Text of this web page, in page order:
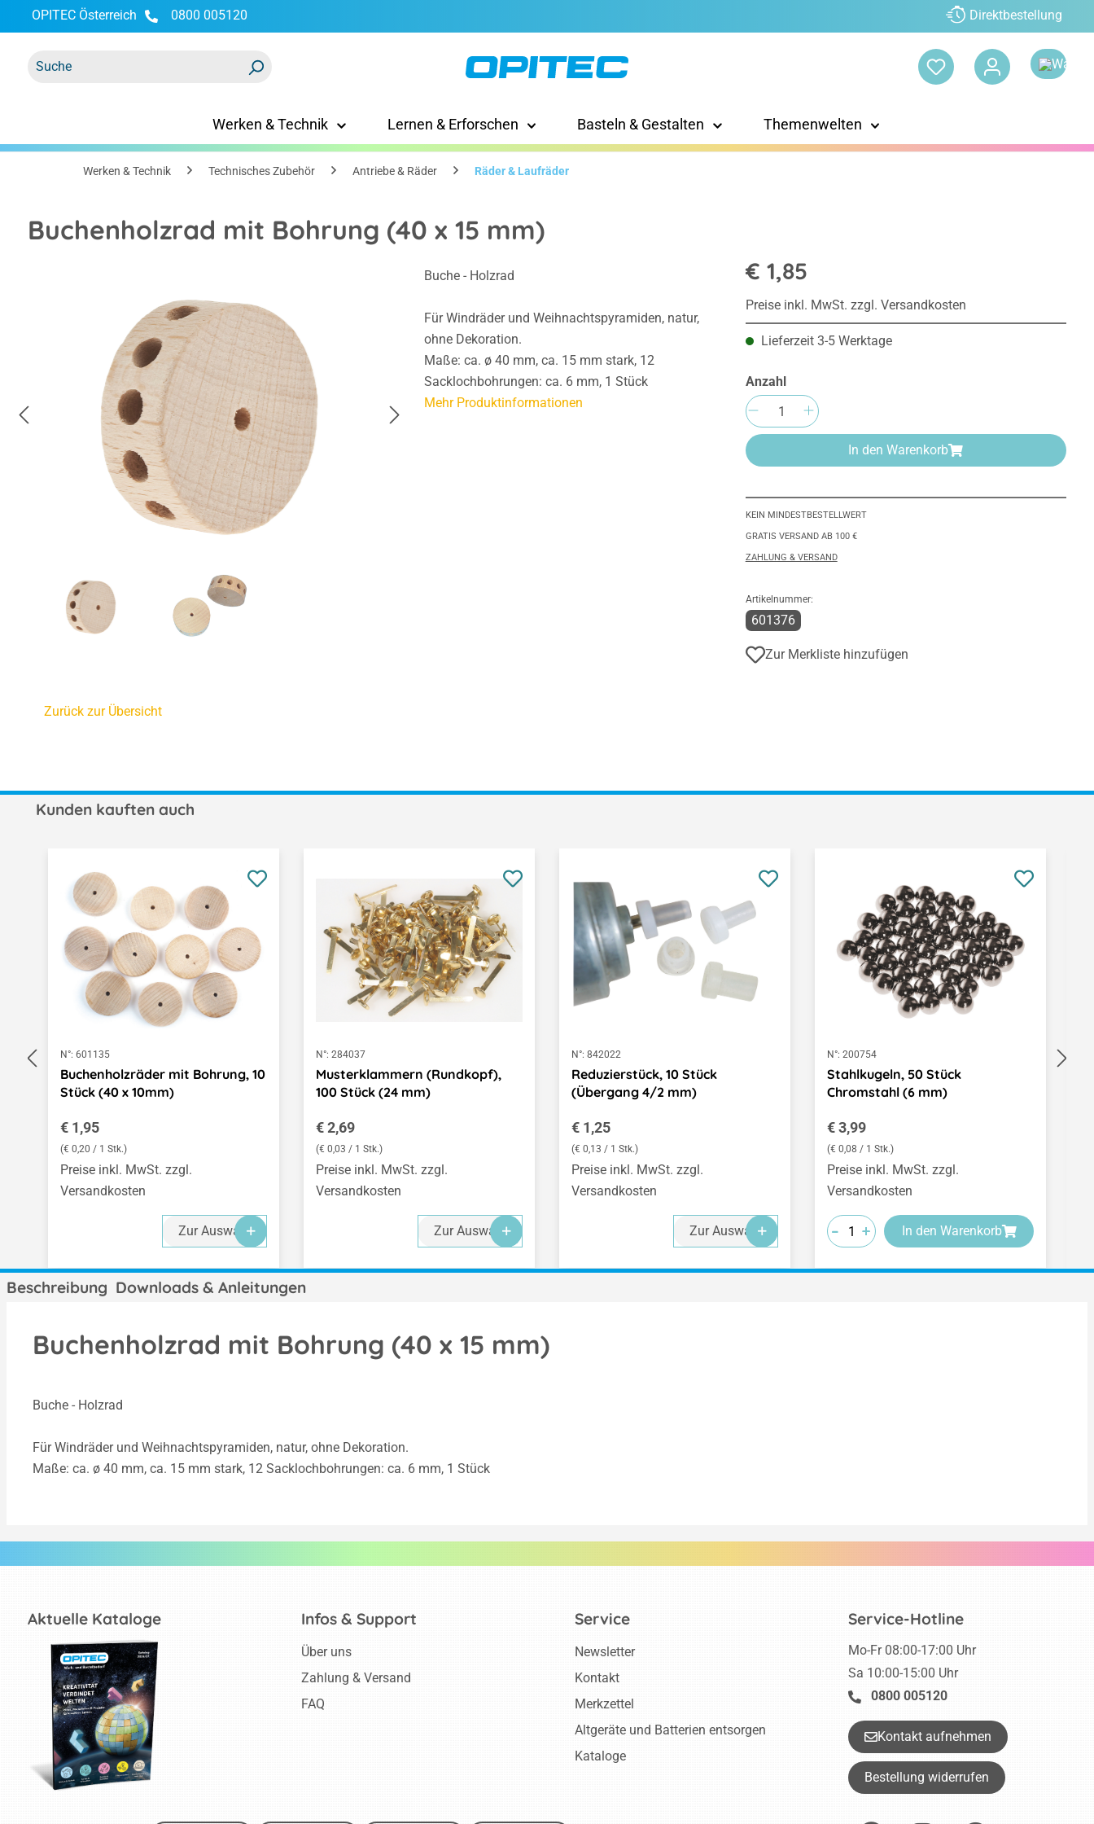
Zur Hauptnavigation springen
OPITEC Österreich 0800 005120 Direktbestellung
Werken & Technik Lernen & Erforschen Basteln & Gestalten Themenwelten
Werken & Technik Technisches Zubehör Antriebe & Räder Räder & Laufräder
Buchenholzrad mit Bohrung (40 x 15 mm)
Buche - Holzrad
Für Windräder und Weihnachtspyramiden, natur,
ohne Dekoration.
Maße: ca. ø 40 mm, ca. 15 mm stark, 12
Sacklochbohrungen: ca. 6 mm, 1 Stück
Mehr Produktinformationen
€ 1,85
Preise inkl. MwSt. zzgl. Versandkosten
Lieferzeit 3-5 Werktage
Anzahl
Produkt Anzahl: Gib den gewünschten
In den Warenkorb
KEIN MINDESTBESTELLWERT
GRATIS VERSAND AB 100 €
ZAHLUNG & VERSAND
Artikelnummer:
601376
Zur Merkliste hinzufügen
Zurück zur Übersicht
Kunden kauften auch
N°: 601135
Buchenholzräder mit Bohrung, 10
Stück (40 x 10mm)
Regulärer Preis:
€ 1,95
(€ 0,20 / 1 Stk.)
Preise inkl. MwSt. zzgl.
Versandkosten
Zur Auswahl
N°: 284037
Musterklammern (Rundkopf),
100 Stück (24 mm)
Regulärer Preis:
€ 2,69
(€ 0,03 / 1 Stk.)
Preise inkl. MwSt. zzgl.
Versandkosten
Zur Auswahl
N°: 842022
Reduzierstück, 10 Stück
(Übergang 4/2 mm)
Regulärer Preis:
€ 1,25
(€ 0,13 / 1 Stk.)
Preise inkl. MwSt. zzgl.
Versandkosten
Zur Auswahl
N°: 200754
Stahlkugeln, 50 Stück
Chromstahl (6 mm)
Regulärer Preis:
€ 3,99
(€ 0,08 / 1 Stk.)
Preise inkl. MwSt. zzgl.
Versandkosten
-
-
- +
+
+ In den Warenkorb
Beschreibung Downloads & Anleitungen
Buchenholzrad mit Bohrung (40 x 15 mm)
Buche - Holzrad
Für Windräder und Weihnachtspyramiden, natur, ohne Dekoration.
Maße: ca. ø 40 mm, ca. 15 mm stark, 12 Sacklochbohrungen: ca. 6 mm, 1 Stück
Aktuelle Kataloge Service-Hotline
Mo-Fr 08:00-17:00 Uhr
Sa 10:00-15:00 Uhr
0800 005120
Kontakt aufnehmen
Bestellung widerrufen
Infos & Support
Über uns
Zahlung & Versand
FAQ
Service
Newsletter
Kontakt
Merkzettel
Altgeräte und Batterien entsorgen
Kataloge